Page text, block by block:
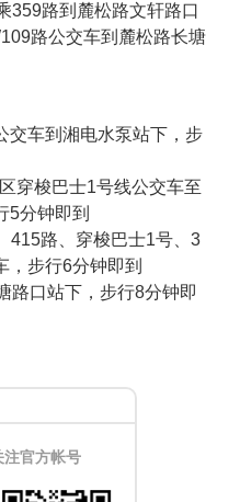
359路到麓松路文轩路口
路公交车到麓松路长塘
交车到湘电水泵站下，步
穿梭巴士1号线公交车至
5分钟即到
415路、穿梭巴士1号、3
，步行6分钟即到
路口站下，步行8分钟即
注官方帐号